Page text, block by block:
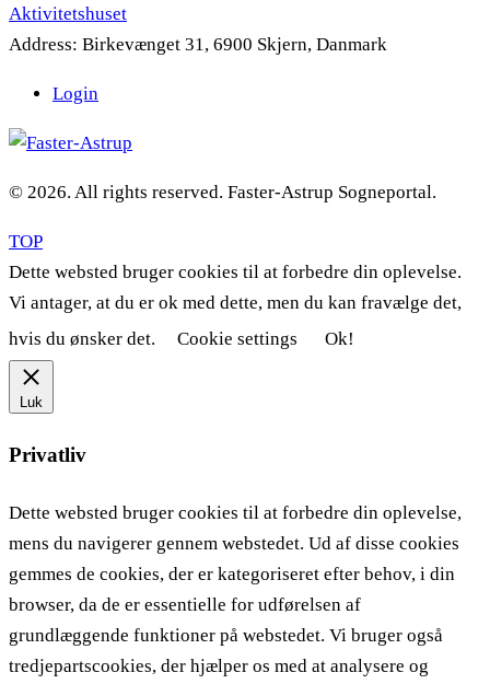
Aktivitetshuset
Address: Birkevænget 31, 6900 Skjern, Danmark
Login
© 2026. All rights reserved. Faster-Astrup Sogneportal.
TOP
Dette websted bruger cookies til at forbedre din oplevelse.
Vi antager, at du er ok med dette, men du kan fravælge det,
hvis du ønsker det.
Cookie settings Ok!
Luk
Privatliv
Dette websted bruger cookies til at forbedre din oplevelse,
mens du navigerer gennem webstedet. Ud af disse cookies
gemmes de cookies, der er kategoriseret efter behov, i din
browser, da de er essentielle for udførelsen af ​​
grundlæggende funktioner på webstedet. Vi bruger også
tredjepartscookies, der hjælper os med at analysere og